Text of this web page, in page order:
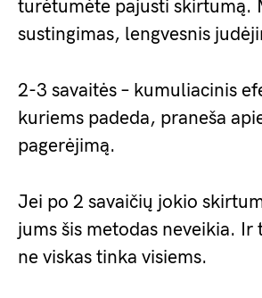
turėtumėte pajusti skirtumą.
sustingimas, lengvesnis
2-3 savaitės – kumuliacinis
kuriems padeda, praneša
pagerėjimą.
Jei po 2 savaičių jokio
jums šis metodas neveikia. Ir
ne viskas tinka visiems.